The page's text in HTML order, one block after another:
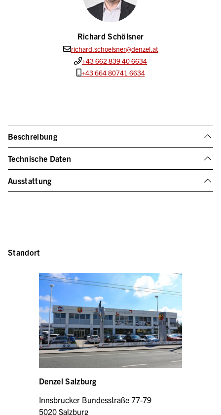
Richard Schölsner
richard.schoelsner@denzel.at
+43 662 839 40 6634
+43 664 80741 6634
Beschreibung
Technische Daten
Ausstattung
Standort
Denzel Salzburg
Innsbrucker Bundesstraße 77-79
5020 Salzburg